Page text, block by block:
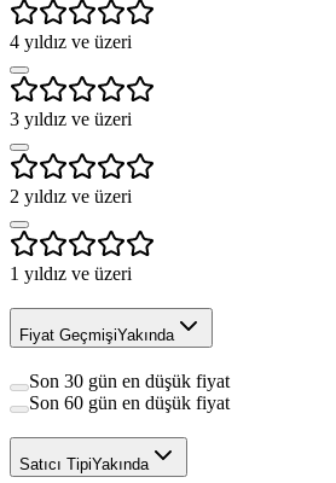
4 yıldız ve üzeri
3 yıldız ve üzeri
2 yıldız ve üzeri
1 yıldız ve üzeri
Fiyat GeçmişiYakında
Son 30 gün en düşük fiyat
Son 60 gün en düşük fiyat
Satıcı TipiYakında